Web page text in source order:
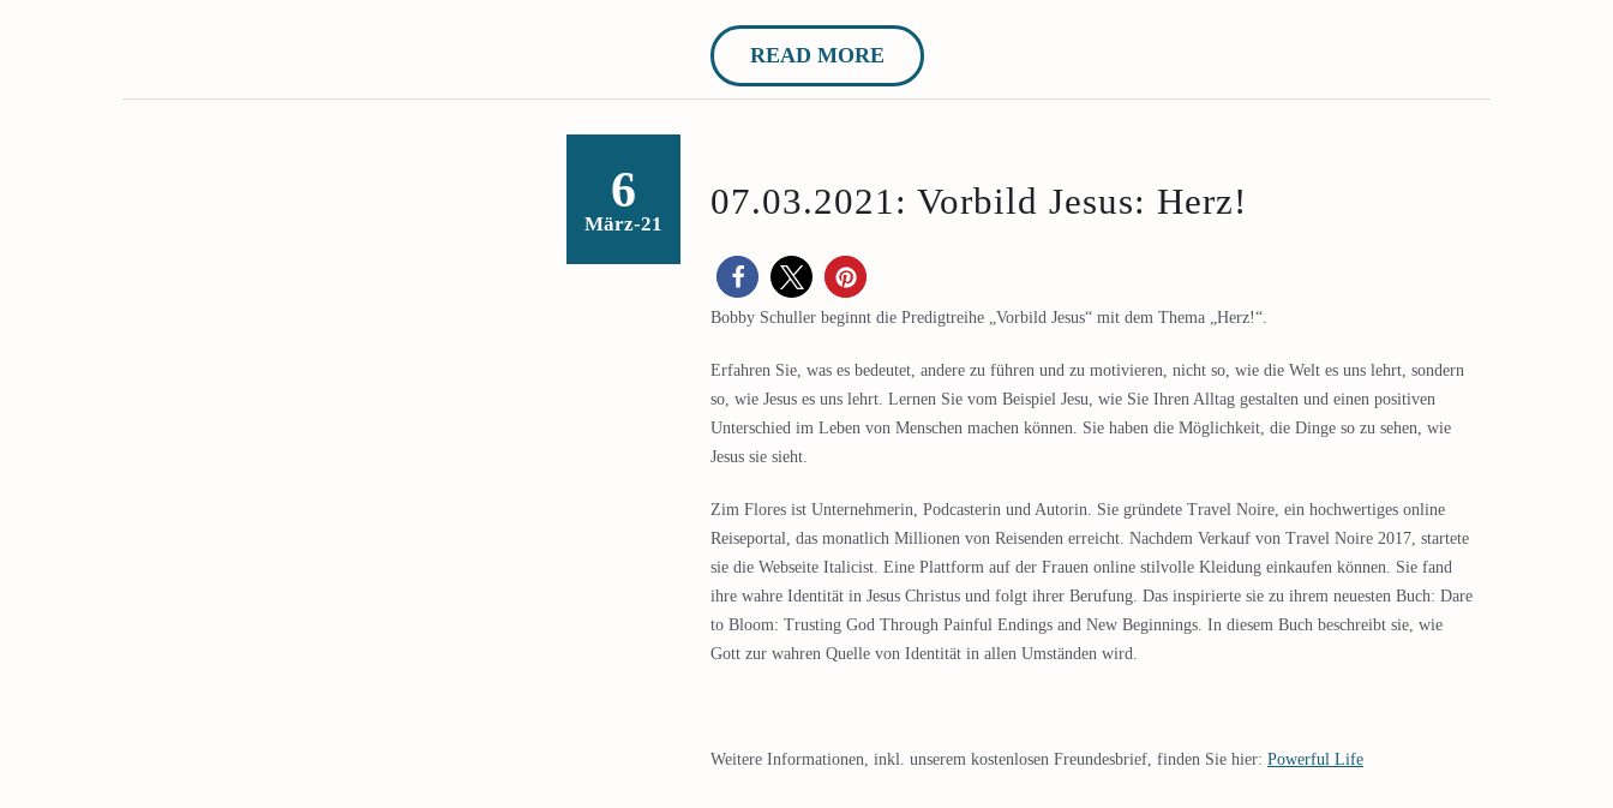
READ MORE
6
März-21
07.03.2021: Vorbild Jesus: Herz!
Bobby Schuller beginnt die Predigtreihe „Vorbild Jesus“ mit dem Thema „Herz!“.
Erfahren Sie, was es bedeutet, andere zu führen und zu motivieren, nicht so, wie die Welt es uns lehrt, sondern
so, wie Jesus es uns lehrt. Lernen Sie vom Beispiel Jesu, wie Sie Ihren Alltag gestalten und einen positiven
Unterschied im Leben von Menschen machen können. Sie haben die Möglichkeit, die Dinge so zu sehen, wie
Jesus sie sieht.
Zim Flores ist Unternehmerin, Podcasterin und Autorin. Sie gründete Travel Noire, ein hochwertiges online
Reiseportal, das monatlich Millionen von Reisenden erreicht. Nachdem Verkauf von Travel Noire 2017, startete
sie die Webseite Italicist. Eine Plattform auf der Frauen online stilvolle Kleidung einkaufen können. Sie fand
ihre wahre Identität in Jesus Christus und folgt ihrer Berufung. Das inspirierte sie zu ihrem neuesten Buch: Dare
to Bloom: Trusting God Through Painful Endings and New Beginnings. In diesem Buch beschreibt sie, wie
Gott zur wahren Quelle von Identität in allen Umständen wird.
Weitere Informationen, inkl. unserem kostenlosen Freundesbrief, finden Sie hier: Powerful Life